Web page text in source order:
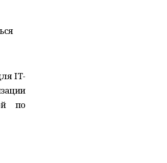
IT-
по